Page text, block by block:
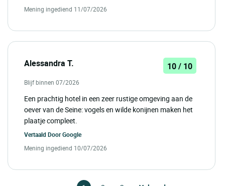
Mening ingediend 11/07/2026
Alessandra T. 10 / 10
Blijf binnen 07/2026
Een prachtig hotel in een zeer rustige omgeving aan de
oever van de Seine: vogels en wilde konijnen maken het
plaatje compleet.
Vertaald DoorGoogle
Mening ingediend 10/07/2026